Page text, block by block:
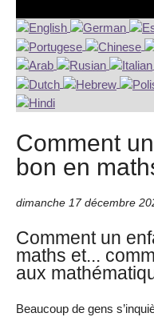
Comment
bon en
dimanche 17 décembre
Comment un
maths et...
aux
Beaucoup de gens